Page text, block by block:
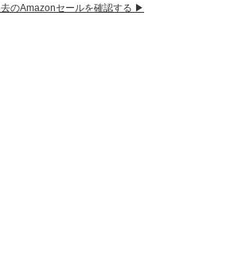
のAmazonセールを確認する ▶︎